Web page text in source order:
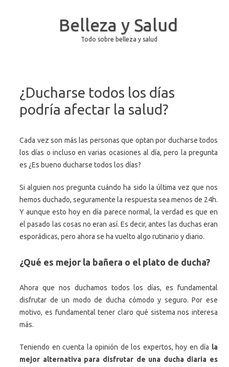
Belleza y Salud
Todo sobre belleza y salud
¿Ducharse todos los días
podría afectar la salud?
Cada vez son más las personas que optan por ducharse todos
los días o incluso en varias ocasiones al día, pero la pregunta
es ¿Es bueno ducharse todos los días?
Si alguien nos pregunta cuándo ha sido la última vez que nos
hemos duchado, seguramente la respuesta sea menos de 24h.
Y aunque esto hoy en día parece normal, la verdad es que en
el pasado las cosas no eran así. Es decir, antes las duchas eran
esporádicas, pero ahora se ha vuelto algo rutinario y diario.
¿Qué es mejor la bañera o el plato de ducha?
Ahora que nos duchamos todos los días, es fundamental
disfrutar de un modo de ducha cómodo y seguro. Por ese
motivo, es fundamental tener claro qué sistema nos interesa
más.
Teniendo en cuenta la opinión de los expertos, hoy en día la
mejor alternativa para disfrutar de una ducha diaria es